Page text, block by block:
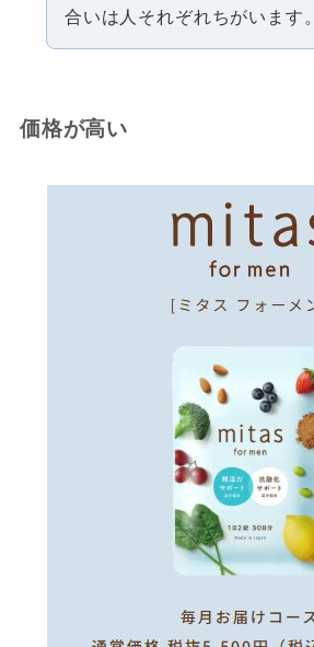
合いは人それぞれちがいます。
価格が高い